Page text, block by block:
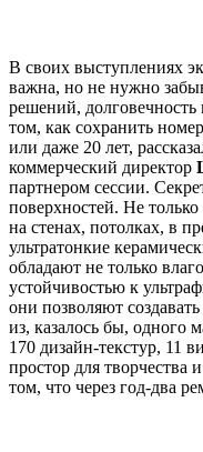
В своих выступлениях
важна, но не нужно
решений,
том, как сохранить
или даже 20 лет,
коммерческий директор
партнером сессии.
поверхностей. Не
на стенах, потолках, в
ультратонкие
обладают не только
устойчивостью к
они позволяют
из, казалось бы, одного
170 дизайн-текстур, 11
простор для творчества
том, что через год-два